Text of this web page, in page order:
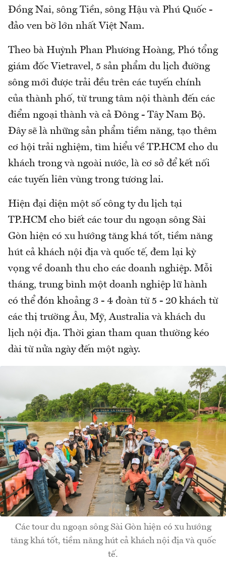
Đồng Nai, sông Tiền, sông Hậu và Phú Quốc -
đảo ven bờ lớn nhất Việt Nam.
Theo bà Huỳnh Phan Phương Hoàng, Phó tổng
giám đốc Vietravel, 5 sản phẩm du lịch đường
sông mới được trải đều trên các tuyến chính
của thành phố, từ trung tâm nội thành đến các
điểm ngoại thành và cả Đông - Tây Nam Bộ.
Đây sẽ là những sản phẩm tiềm năng, tạo thêm
cơ hội trải nghiệm, tìm hiểu về TP.HCM cho du
khách trong và ngoài nước, là cơ sở để kết nối
các tuyến liên vùng trong tương lai.
Hiện đại diện một số công ty du lịch tại
TP.HCM cho biết các tour du ngoạn sông Sài
Gòn hiện có xu hướng tăng khá tốt, tiềm năng
hút cả khách nội địa và quốc tế, đem lại kỳ
vọng về doanh thu cho các doanh nghiệp. Mỗi
tháng, trung bình một doanh nghiệp lữ hành
có thể đón khoảng 3 - 4 đoàn từ 5 - 20 khách từ
các thị trường Âu, Mỹ, Australia và khách du
lịch nội địa. Thời gian tham quan thường kéo
dài từ nửa ngày đến một ngày.
Các tour du ngoạn sông Sài Gòn hiện có xu hướng
tăng khá tốt, tiềm năng hút cả khách nội địa và quốc
tế.